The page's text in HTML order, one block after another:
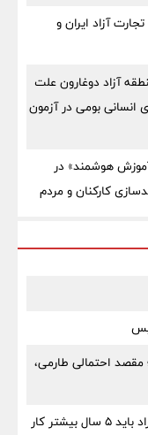
آزاد ایران و
آزاد دوغارون علت
انسانی بومی در آزمون
هوشمند» در
کارکنان و مردم
مقصد احتمالی طارمی،
شرط جدید بازنشستگی اجرایی شد؛ این افراد باید ۵ سال بیشتر کار